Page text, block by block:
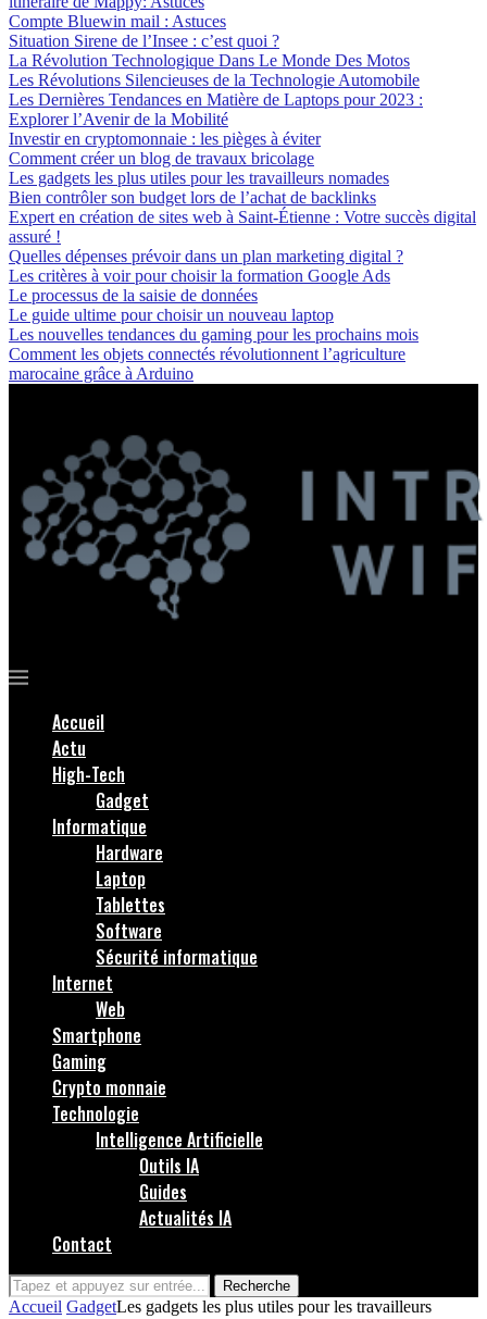
Compte Bluewin mail : Astuces
Situation Sirene de l’Insee : c’est quoi ?
La Révolution Technologique Dans Le Monde Des Motos
Les Révolutions Silencieuses de la Technologie Automobile
Les Dernières Tendances en Matière de Laptops pour 2023 :
Explorer l’Avenir de la Mobilité
Investir en cryptomonnaie : les pièges à éviter
Comment créer un blog de travaux bricolage
Les gadgets les plus utiles pour les travailleurs nomades
Bien contrôler son budget lors de l’achat de backlinks
Expert en création de sites web à Saint-Étienne : Votre succès digital
assuré !
Quelles dépenses prévoir dans un plan marketing digital ?
Les critères à voir pour choisir la formation Google Ads
Le processus de la saisie de données
Le guide ultime pour choisir un nouveau laptop
Les nouvelles tendances du gaming pour les prochains mois
Comment les objets connectés révolutionnent l’agriculture
marocaine grâce à Arduino
Accueil
Actu
High-Tech
Gadget
Informatique
Hardware
Laptop
Tablettes
Software
Sécurité informatique
Internet
Web
Smartphone
Gaming
Crypto monnaie
Technologie
Intelligence Artificielle
Outils IA
Guides
Actualités IA
Contact
Recherche
Accueil GadgetLes gadgets les plus utiles pour les travailleurs